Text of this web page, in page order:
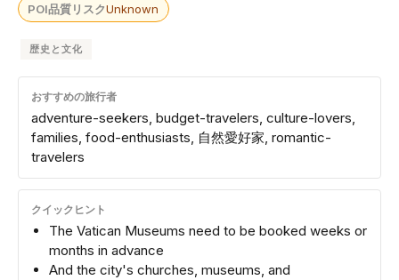
POI品質リスクUnknown
歴史と文化
おすすめの旅行者
adventure-seekers, budget-travelers, culture-lovers,
families, food-enthusiasts, 自然愛好家, romantic-
travelers
クイックヒント
The Vatican Museums need to be booked weeks or
months in advance
And the city's churches, museums, and